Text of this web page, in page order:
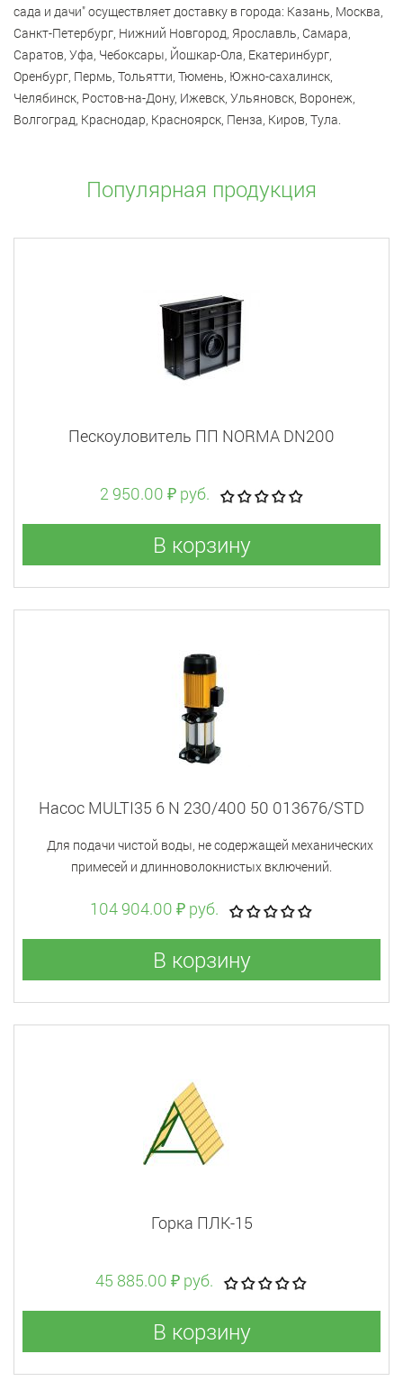
сада и дачи" осуществляет доставку в города: Казань, Москва,
Санкт-Петербург, Нижний Новгород, Ярославль, Самара,
Саратов, Уфа, Чебоксары, Йошкар-Ола, Екатеринбург,
Оренбург, Пермь, Тольятти, Тюмень, Южно-сахалинск,
Челябинск, Ростов-на-Дону, Ижевск, Ульяновск, Воронеж,
Волгоград, Краснодар, Красноярск, Пенза, Киров, Тула.
Популярная продукция
Пескоуловитель ПП NORMA DN200
2 950.00 ₽ руб.
В корзину
Насос MULTI35 6 N 230/400 50 013676/STD
Для подачи чистой воды, не содержащей механических
примесей и длинноволокнистых включений.
104 904.00 ₽ руб.
В корзину
Горка ПЛК-15
45 885.00 ₽ руб.
В корзину